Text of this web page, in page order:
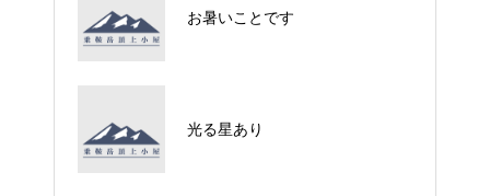
お暑いことです
光る星あり